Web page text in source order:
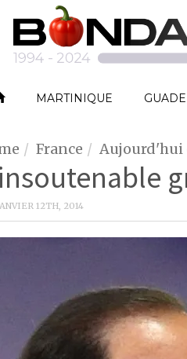
MARTINIQUE
France Aujourd'hui
12TH, 2014